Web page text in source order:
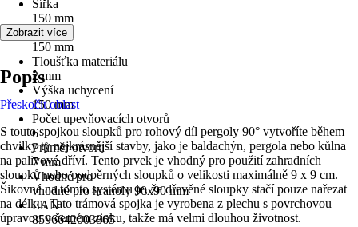
Šířka
150 mm
Délka
150 mm
Tloušťka materiálu
2 mm
Výška uchycení
150 mm
Počet upevňovacích otvorů
6
Průměr otvoru
7 mm
Vhodné pro
vhodné pro hranoly 90x90 mm
EAN
8596642003865
Zobrazit více
Popis
Přeskočit oblast
S touto spojkou sloupků pro rohový díl pergoly 90° vytvoříte během
chvilky ty nejkrásnější stavby, jako je baldachýn, pergola nebo kůlna
na palivové dříví. Tento prvek je vhodný pro použití zahradních
sloupků nebo podpěrných sloupků o velikosti maximálně 9 x 9 cm.
Šikovné na tomto systému je, že dřevěné sloupky stačí pouze nařezat
na délku. Tato trámová spojka je vyrobena z plechu s povrchovou
úpravou v černém zinku, takže má velmi dlouhou životnost.